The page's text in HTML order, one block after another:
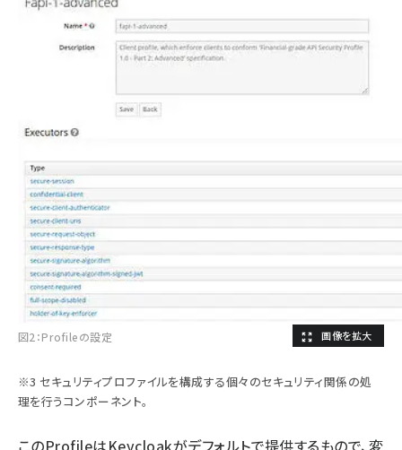
図2：Profileの設定
※3 セキュリティプロファイルを構成する個々のセキュリティ関係の処
理を行うコンポーネント。
このProfileはKeycloakがデフォルトで提供するもので、変